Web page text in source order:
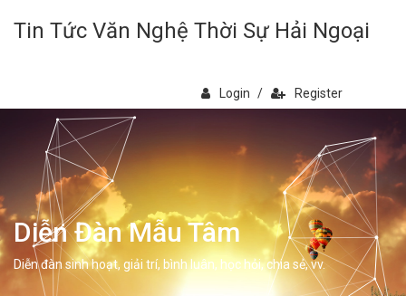
Tin Tức Văn Nghệ Thời Sự Hải Ngoại
Login / Register
Diễn Đàn Mẫu Tâm
Diễn đàn sinh hoạt, giải trí, bình luân, học hỏi, chia sẻ, vv.